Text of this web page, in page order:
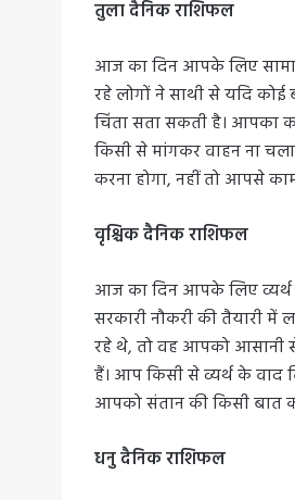
तुला दैनिक राशिफल
आज का दिन आपके लिए
रहे लोगों ने साथी से यदि
चिंता सता सकती है। आपका
किसी से मांगकर वाहन ना
करना होगा, नहीं तो आपसे
वृश्चिक दैनिक राशिफल
आज का दिन आपके लिए
सरकारी नौकरी की तैयारी
रहे थे, तो वह आपको आसानी
हैं। आप किसी से व्यर्थ के वाद
आपको संतान की किसी बात
धनु दैनिक राशिफल